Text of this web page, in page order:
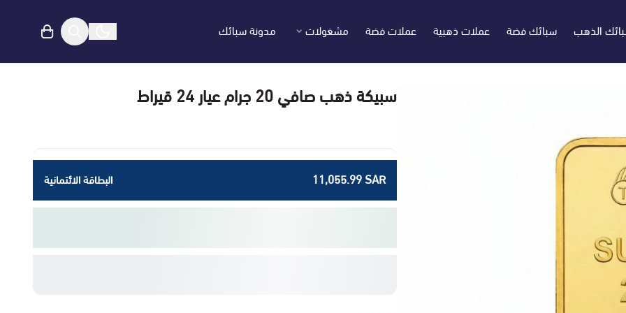
الذهب سبائك فضة عملات ذهبية عملات فضة مشغولات مدونة سبائك
سبيكة ذهب صافي 20 جرام عيار 24 قيراط
11,055.99 SAR